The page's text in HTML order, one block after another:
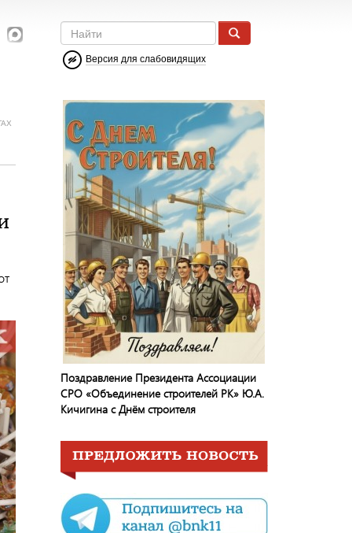
Версия для слабовидящих
Поздравление Президента Ассоциации
СРО «Объединение строителей РК» Ю.А.
Кичигина с Днём строителя